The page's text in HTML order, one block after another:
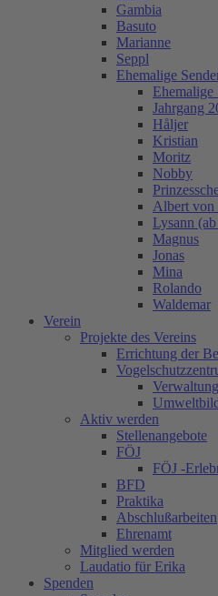
Gambia
Basuto
Marianne
Seppl
Ehemalige
Ehemalige
Jahrgang
Håljer
Kristian
Moritz
Nobby
Albert von
Lysann
Magnus
Jonas
Mina
Rolando
Waldemar
Verein
Projekte des Vereins
Errichtung der
Aktiv werden
Stellenangebote
FÖJ
FÖJ -
BFD
Praktika
Abschlußarbeiten
Ehrenamt
Mitglied werden
Laudatio für Erika
Spenden